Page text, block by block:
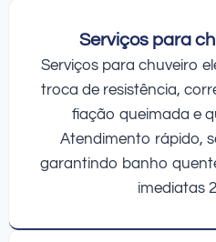
Serviços para
Serviços para chuveiro
troca de resistência,
fiação queimada e
Atendimento rápido,
garantindo banho
imediatas